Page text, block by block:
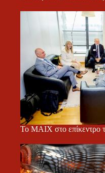
Το ΜΑΙΧ στο επίκεντρο